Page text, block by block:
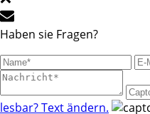
Haben sie Fragen?
lesbar? Text ändern.